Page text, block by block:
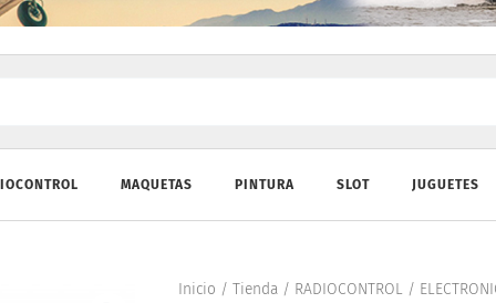
MAQUETAS PINTURA SLOT JUGUETES
Inicio / Tienda/ RADIOCONTROL/